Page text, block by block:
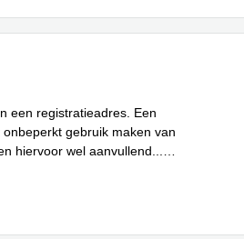
een registratieadres. Een
gebruik maken van
hiervoor wel aanvullend